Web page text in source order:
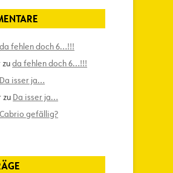
da fehlen doch 6…!!!
zuda fehlen doch 6…!!!
Da isser ja…
zu Da isser ja…
Cabrio gefällig?